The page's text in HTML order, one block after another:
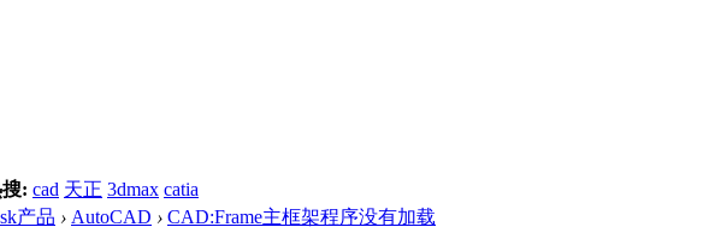
: cad 天正 3dmax catia
产品 › AutoCAD › CAD:Frame主框架程序没有加载